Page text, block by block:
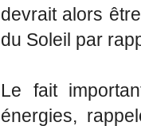
devrait alors
du Soleil par
Le fait
énergies,